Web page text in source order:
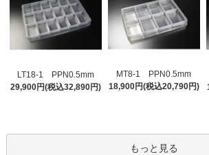
LT18-1 PPN0.5mm
29,900円(税込32,890円)
MT8-1 PPN0.5mm
18,900円(税込20,790円)
もっと見る